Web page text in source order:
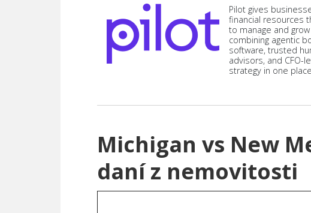
Pilot gives
financial resources
to manage and
combining agentic
software, trusted
advisors, and CFO-
strategy in one
Michigan vs New
daní z nemovitosti